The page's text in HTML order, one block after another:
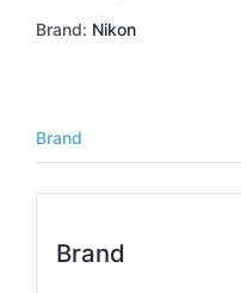
Brand: Nikon
Brand
Brand